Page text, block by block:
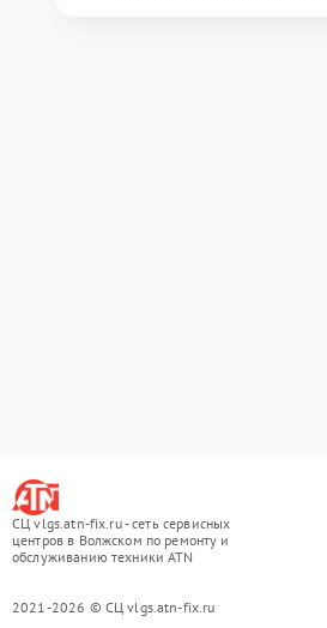
СЦ vlgs.atn-fix.ru - сеть сервисных
центров в Волжском по ремонту и
обслуживанию техники ATN
2021-2026 © СЦ vlgs.atn-fix.ru